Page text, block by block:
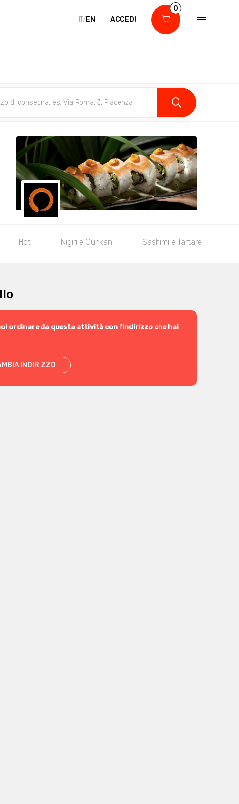
IT/EN ACCEDI
0
Hot Nigiri e Gunkan Sashimi e Tartare
ordinare da questa attività con l'indirizzo che hai
INDIRIZZO